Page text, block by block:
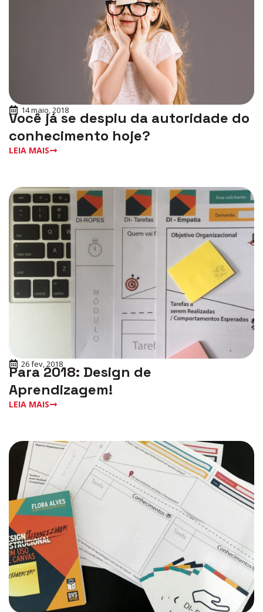
14 maio, 2018
Você já se despiu da autoridade do
conhecimento hoje?
LEIA MAIS
26 fev, 2018
Para 2018: Design de
Aprendizagem!
LEIA MAIS